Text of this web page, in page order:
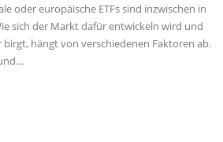
oder europäische ETFs sind inzwischen in
sich der Markt dafür entwickeln wird und
hängt von verschiedenen Faktoren ab.